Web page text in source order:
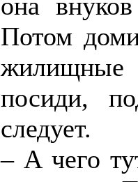
она
Потом
жилищные
посиди,
следует.
– А чего